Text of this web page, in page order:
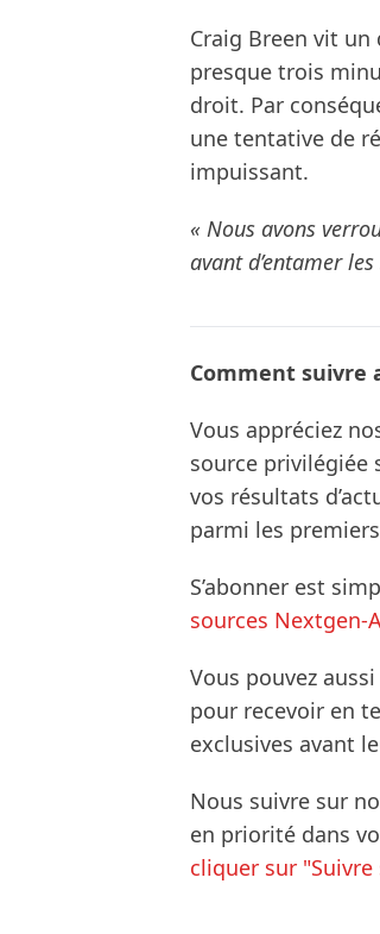
Craig Breen vit
presque trois
droit. Par
une tentative de
impuissant.
« Nous avons
avant d’entamer
Comment suivre
Vous appréciez
source privilégiée
vos résultats
parmi les
S’abonner est
sources Nextgen-
Vous pouvez
pour recevoir en
exclusives avant
Nous suivre sur
en priorité dans
cliquer sur